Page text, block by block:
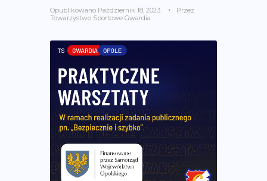
Opublikowano Październik 18, 2023
Przez
Towarzystwo Sportowe Gwardia